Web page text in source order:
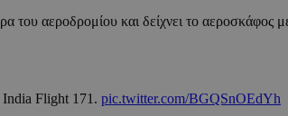
του αεροδρομίου και δείχνει το αεροσκάφος
Flight 171. pic.twitter.com/BGQSnOEdYh